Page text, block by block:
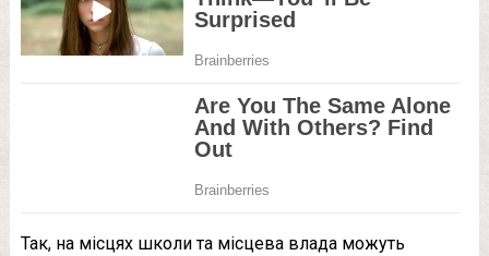
Так, на місцях школи та місцева влада можуть